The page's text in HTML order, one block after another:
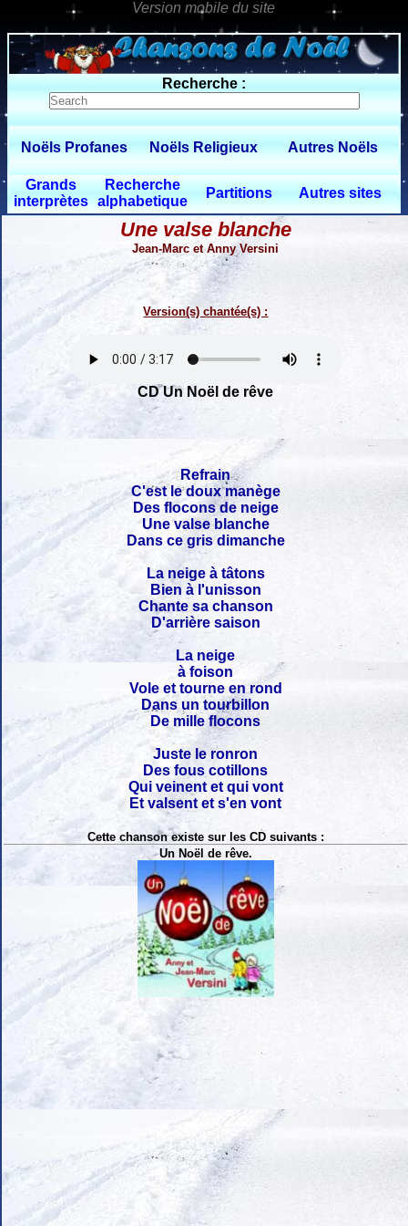
0 $limitbot 1 $limittot 2
Recherche :
Noëls Profanes Noëls Religieux Autres Noëls
Grands
interprètes
Recherche
alphabetique
Partitions Autres sites
Une valse blanche
Jean-Marc et Anny Versini
Version(s) chantée(s) :
CD Un Noël de rêve
Refrain
C'est le doux manège
Des flocons de neige
Une valse blanche
Dans ce gris dimanche
La neige à tâtons
Bien à l'unisson
Chante sa chanson
D'arrière saison
La neige
à foison
Vole et tourne en rond
Dans un tourbillon
De mille flocons
Juste le ronron
Des fous cotillons
Qui veinent et qui vont
Et valsent et s'en vont
Cette chanson existe sur les CD suivants :
Un Noël de rêve.